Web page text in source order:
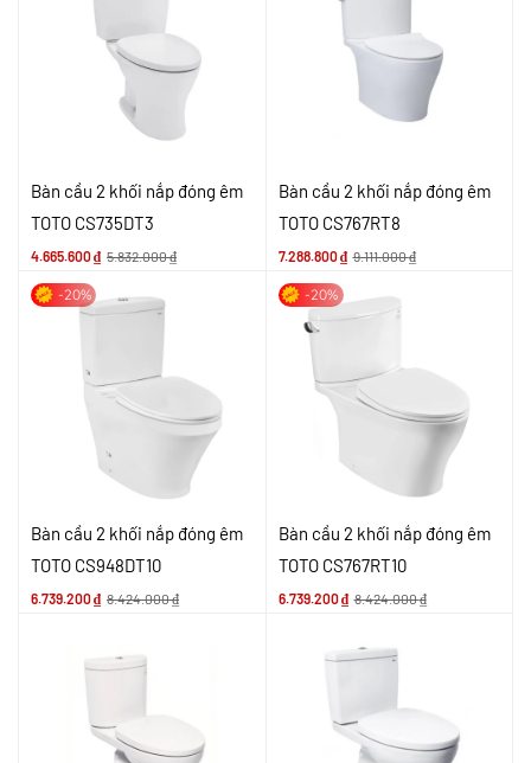
Bàn cầu 2 khối nắp đóng êm
TOTO CS735DT3
4.665.600₫ 5.832.000₫
Bàn cầu 2 khối nắp đóng êm
TOTO CS767RT8
7.288.800₫ 9.111.000₫
-20%
Bàn cầu 2 khối nắp đóng êm
TOTO CS948DT10
6.739.200₫ 8.424.000₫
-20%
Bàn cầu 2 khối nắp đóng êm
TOTO CS767RT10
6.739.200₫ 8.424.000₫